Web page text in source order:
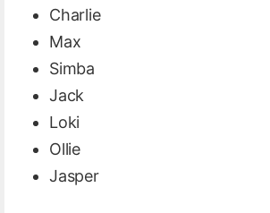
Charlie
Max
Simba
Jack
Loki
Ollie
Jasper